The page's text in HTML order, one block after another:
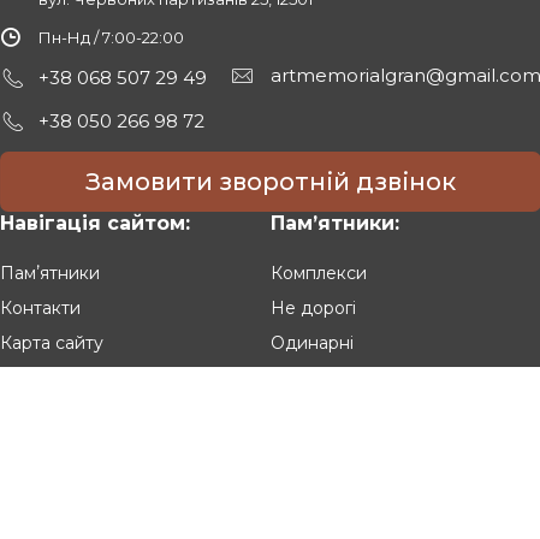
Пн-Нд / 7:00-22:00
+38 068 507 29 49
+38 050 266 98 72
artmemorialgran@gmail.com
Замовити зворотній дзвінок
Навігація сайтом:
Памʼятники
Контакти
Карта сайту
Памʼятники:
Комплекси
Не дорогі
Одинарні